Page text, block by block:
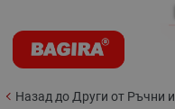
Назад до Други от Ръчни